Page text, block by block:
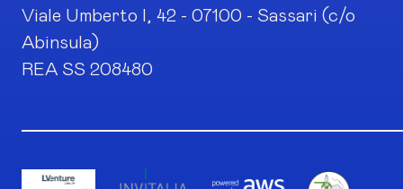
Viale Umberto I, 42 - 07100 - Sassari (c/o
Abinsula)
REA SS 208480